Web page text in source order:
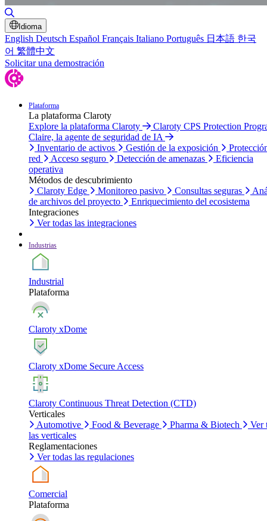
Idioma
English Deutsch Español Français Italiano Português 日本語 한국
어 繁體中文
Solicitar una demostración
Plataforma
La plataforma Claroty
Explore la plataforma Claroty
Claroty CPS Protection
Claire, la agente de seguridad de IA
Inventario de activos
Gestión de la exposición
red
Acceso seguro Detección de amenazas
Eficiencia
operativa
Métodos de descubrimiento
Claroty Edge
Monitoreo pasivo Consultas seguras
de archivos del proyecto
Enriquecimiento del ecosistema
Integraciones
Ver todas las integraciones
Industrias
Industrial
Plataforma
Claroty xDome
Claroty xDome Secure Access
Claroty Continuous Threat Detection (CTD)
Verticales
Automotive
Food & Beverage Pharma & Biotech
Ver
las verticales
Reglamentaciones
Ver todas las regulaciones
Comercial
Plataforma